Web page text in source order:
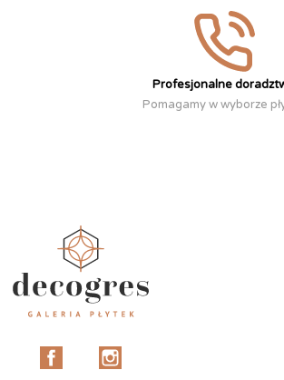
Profesjonalne
Pomagamy w wyborze
Facebook